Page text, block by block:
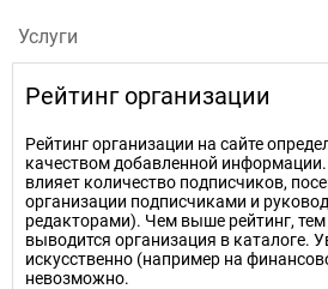
Услуги
Рейтинг организации
Рейтинг организации на сайте
качеством добавленной
влияет количество подписчиков,
организации подписчиками и
редакторами). Чем выше рейтинг,
выводится организация в каталоге.
искусственно (например на
невозможно.